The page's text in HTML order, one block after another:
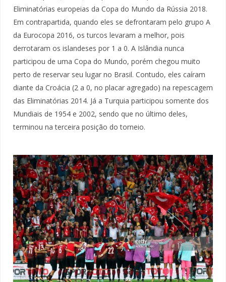
Eliminatórias europeias da Copa do Mundo da Rússia 2018.
Em contrapartida, quando eles se defrontaram pelo grupo A
da Eurocopa 2016, os turcos levaram a melhor, pois
derrotaram os islandeses por 1 a 0. A Islândia nunca
participou de uma Copa do Mundo, porém chegou muito
perto de reservar seu lugar no Brasil. Contudo, eles caíram
diante da Croácia (2 a 0, no placar agregado) na repescagem
das Eliminatórias 2014. Já a Turquia participou somente dos
Mundiais de 1954 e 2002, sendo que no último deles,
terminou na terceira posição do torneio.